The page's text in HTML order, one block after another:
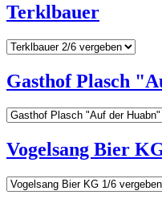
Terklbauer
Gasthof Plasch
Vogelsang Bier